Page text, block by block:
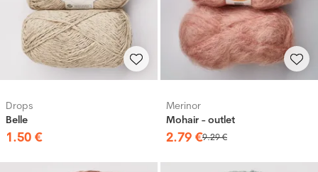
Drops
Belle
1.50 €
Merinor
Mohair - outlet
2.79 €9.29€